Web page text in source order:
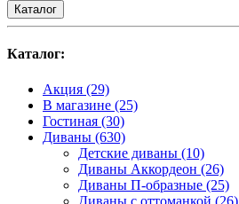
Каталог
Каталог:
Акция (29)
В магазине (25)
Гостиная (30)
Диваны (630)
Детские диваны (10)
Диваны Аккордеон (26)
Диваны П-образные (25)
Диваны с оттоманкой (26)